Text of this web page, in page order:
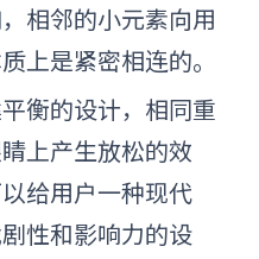
相邻的小元素向用
上是紧密相连的。
衡的设计，相同重
上产生放松的效
给用户一种现代
性和影响力的设